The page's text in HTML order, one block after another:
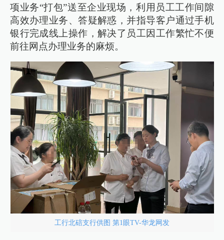
项业务“打包”送至企业现场，利用员工工作间隙
高效办理业务、答疑解惑，并指导客户通过手机
银行完成线上操作，解决了员工因工作繁忙不便
前往网点办理业务的麻烦。
工行北碚支行供图 第1眼TV-华龙网发